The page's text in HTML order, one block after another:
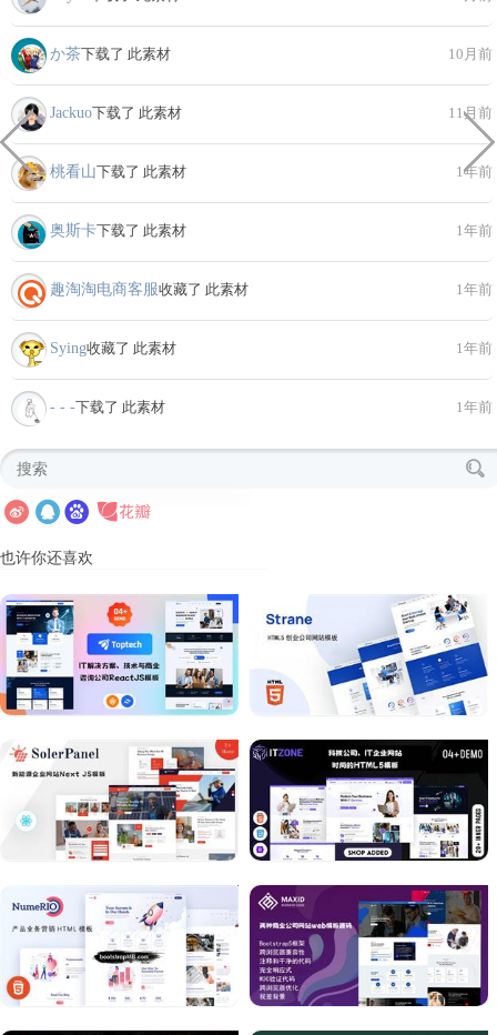
か茶下载了 此素材 10月前
Jackuo下载了 此素材 11月前
桃看山下载了 此素材 1年前
奥斯卡下载了 此素材 1年前
趣淘淘电商客服收藏了 此素材 1年前
Sying收藏了 此素材 1年前
- - -下载了 此素材 1年前
也许你还喜欢